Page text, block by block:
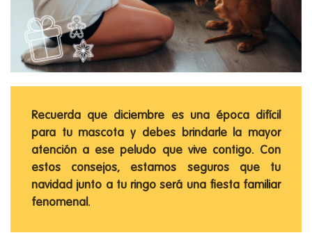
Recuerda que diciembre es una época difícil
para tu mascota y debes brindarle la mayor
atención a ese peludo que vive contigo. Con
estos consejos, estamos seguros que tu
navidad junto a tu ringo será una fiesta familiar
fenomenal.